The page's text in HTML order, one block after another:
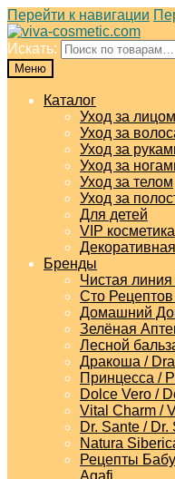
Перейти к навигации
Искать:
Меню
Каталог
Уход за лицом
Уход за
Уход за
Уход за
Уход за телом
Уход за
Для детей
VIP косметика
Бренды
Чистая
Сто
Домашний
Зелёная
Лесной
Дракоша /
Принцесса /
Dolce Vero /
Vital Charm /
Dr. Sante / Dr.
Natura
Рецепты
Agafi